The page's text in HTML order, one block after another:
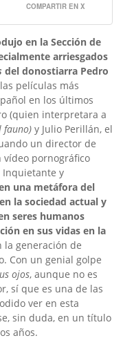
COMPARTIR EN X
en la Sección de
arriesgados
del donostiarra Pedro
películas más
en los últimos
(quien interpretara a
fauno) y Julio Perillán, el
un director de
pornográfico
Inquietante y
una metáfora del
la sociedad actual y
seres humanos
en sus vidas en la
la generación de
Con un genial golpe
ojos, aunque no es
sí que es una de las
ver en esta
sin duda, en un título
años.